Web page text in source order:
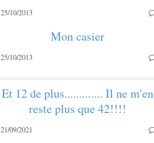
25/10/2013
Mon casier
25/10/2013
Et 12 de plus............. Il ne m'en
reste plus que 42!!!!
21/09/2021